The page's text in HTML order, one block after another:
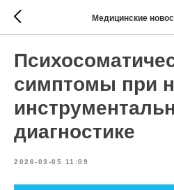
Медицинские
симптомы при
диагностике
2026-03-05 11:09